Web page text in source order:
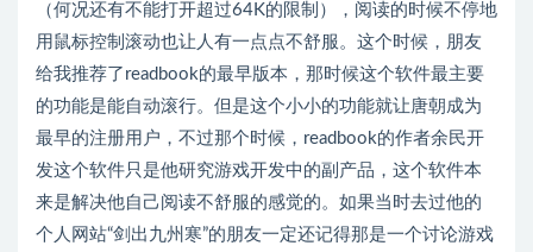
（何况还有不能打开超过64K的限制），阅读的时候不停地
用鼠标控制滚动也让人有一点点不舒服。这个时候，朋友
给我推荐了readbook的最早版本，那时候这个软件最主要
的功能是能自动滚行。但是这个小小的功能就让唐朝成为
最早的注册用户，不过那个时候，readbook的作者余民开
发这个软件只是他研究游戏开发中的副产品，这个软件本
来是解决他自己阅读不舒服的感觉的。如果当时去过他的
个人网站“剑出九州寒”的朋友一定还记得那是一个讨论游戏